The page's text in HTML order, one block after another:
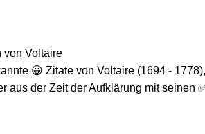
von Voltaire
😀 Zitate von Voltaire (1694 -
aus der Zeit der Aufklärung mit seinen